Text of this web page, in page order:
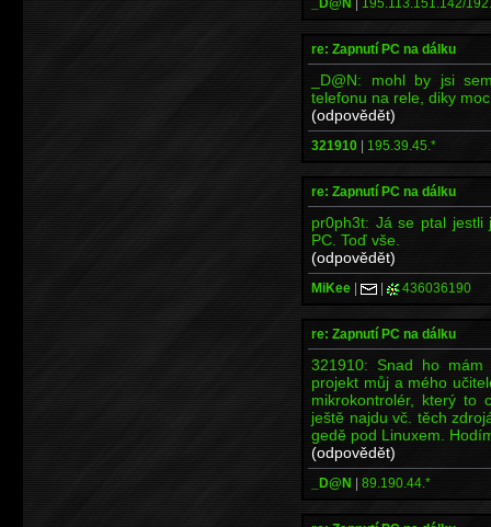
re: Zapnutí PC na dálku
_D@N: mohl by jsi
telefonu na rele, diky moc
(odpovědět)
321910 | 195.39.45.*
re: Zapnutí PC na dálku
pr0ph3t: Já se ptal
PC. Toď vše.
(odpovědět)
MiKee | | 436036190
re: Zapnutí PC na dálku
321910: Snad ho
projekt můj a mého
mikrokontrolér, který to
ještě najdu vč. těch
gedě pod Linuxem.
(odpovědět)
_D@N | 89.190.44.*